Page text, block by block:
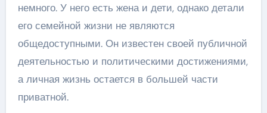
немного. У него есть жена и дети, однако детали
его семейной жизни не являются
общедоступными. Он известен своей публичной
деятельностью и политическими достижениями,
а личная жизнь остается в большей части
приватной.